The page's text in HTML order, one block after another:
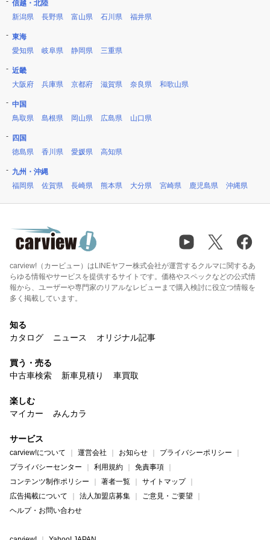
信越・北陸
新潟県
長野県 富山県 石川県 福井県
東海
愛知県
岐阜県 静岡県 三重県
近畿
大阪府
兵庫県 京都府 滋賀県 奈良県 和歌山県
中国
鳥取県
島根県 岡山県 広島県 山口県
四国
徳島県
香川県 愛媛県 高知県
九州・沖縄
福岡県
佐賀県 長崎県 熊本県 大分県 宮崎県 鹿児島県 沖縄県
carview!（カービュー）はLINEヤフー株式会社が運営するクルマに関するあ
らゆる情報やサービスを提供するサイトです。価格やスペックなどの公式情
報から、ユーザーや専門家のリアルなレビューまで購入検討に役立つ情報を
多く掲載しています。
知る
カタログ
ニュース オリジナル記事
買う・売る
中古車検索
新車見積り 車買取
楽しむ
マイカー
みんカラ
サービス
carview!について 運営会社 お知らせ
プライバシーポリシー
プライバシーセンター
利用規約
免責事項
コンテンツ制作ポリシー
著者一覧
サイトマップ
広告掲載について
法人加盟店募集
ご意見・ご要望
ヘルプ・お問い合わせ